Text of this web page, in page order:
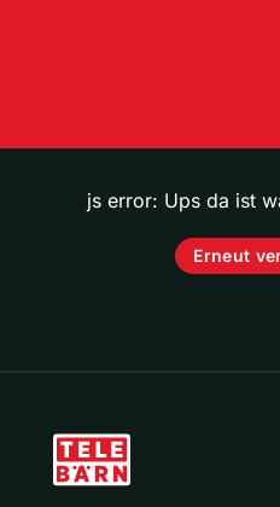
js error: Ups da ist
Erneut